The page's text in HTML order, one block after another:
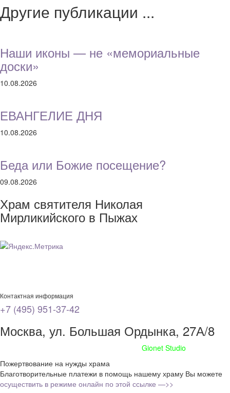
Другие публикации ...
Наши иконы — не «мемориальные
доски»
10.08.2026
ЕВАНГЕЛИЕ ДНЯ
10.08.2026
Беда или Божие посещение?
09.08.2026
Храм святителя Николая
Мирликийского в Пыжах
Контактная информация
+7 (495) 951-37-42
Москва, ул. Большая Ордынка, 27А/8
Gionet Studio
Пожертвование на нужды храма
Благотворительные платежи в помощь нашему храму Вы можете
осуществить в режиме онлайн по этой ссылке —>>